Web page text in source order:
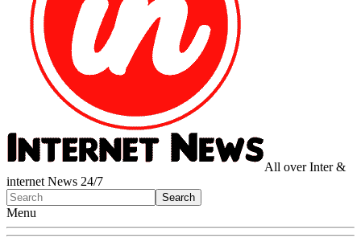
All over Inter &
internet News 24/7
Menu